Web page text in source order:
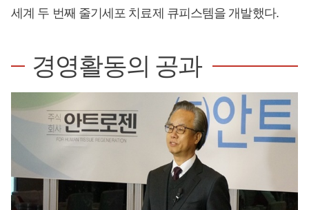
​​​​​​세계 두 번째 줄기세포 치료제 큐피스템을 개발했다.
경영활동의 공과